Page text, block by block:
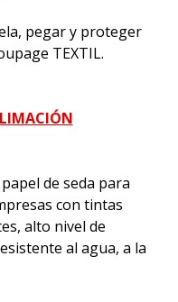
pegar y proteger
TEXTIL.
de seda para
con tintas
alto nivel de
al agua, a la